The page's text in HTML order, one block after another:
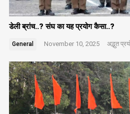
डेली ब्रांच..? संघ का यह प्रयोग कैसा..?
General November 10, 2025 अद्भुत